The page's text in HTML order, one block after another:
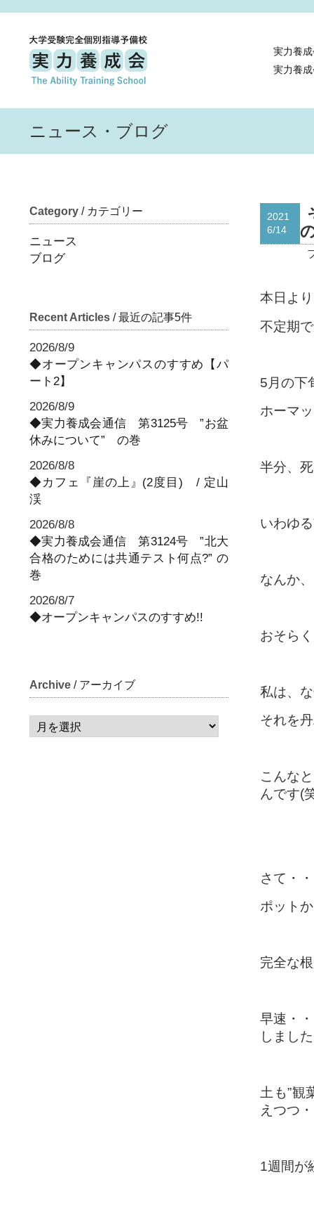
実力養
実力養
ニュース・ブログ
Category / カテゴリー
ニュース
ブログ
Recent Articles / 最近の記事5件
2026/8/9
◆オープンキャンパスのすすめ【パ
ート2】
2026/8/9
◆実力養成会通信 第3125号 ”お盆
休みについて” の巻
2026/8/8
◆カフェ『崖の上』(2度目) / 定山
渓
2026/8/8
◆実力養成会通信 第3124号 ”北大
合格のためには共通テスト何点?” の
巻
2026/8/7
◆オープンキャンパスのすすめ!!
Archive / アーカイブ
2021
6/14
本日よ
不定期
5月の下
ホーマ
半分、
いわゆ
なんか
おそら
私は、
それを
こんな
んです(
さて・
ポット
完全な
早速・
しまし
土も”観
えつつ
1週間が